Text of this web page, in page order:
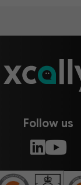
Follow us